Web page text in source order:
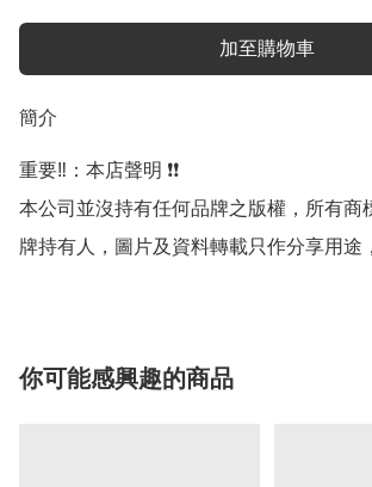
加至購物車
簡介
重要‼️：本店聲明 ❗️❗️
本公司並沒持有任何品牌之版權，所有商
牌持有人，圖片及資料轉載只作分享用途
你可能感興趣的商品